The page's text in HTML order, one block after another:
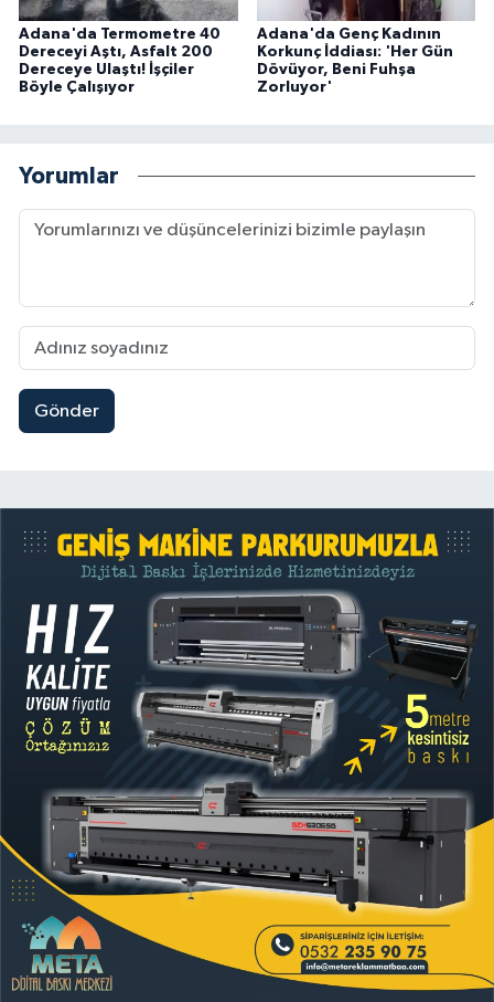
Adana'da Termometre 40
Dereceyi Aştı, Asfalt 200
Dereceye Ulaştı! İşçiler
Böyle Çalışıyor
Adana'da Genç Kadının
Korkunç İddiası: 'Her Gün
Dövüyor, Beni Fuhşa
Zorluyor'
Yorumlar
Gönder